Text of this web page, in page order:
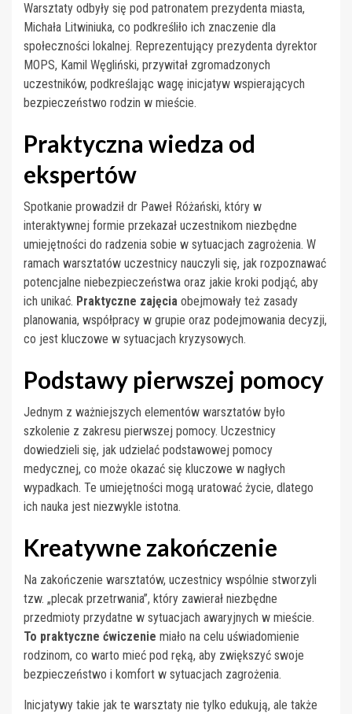
Warsztaty odbyły się pod patronatem prezydenta miasta,
Michała Litwiniuka, co podkreśliło ich znaczenie dla
społeczności lokalnej. Reprezentujący prezydenta dyrektor
MOPS, Kamil Węgliński, przywitał zgromadzonych
uczestników, podkreślając wagę inicjatyw wspierających
bezpieczeństwo rodzin w mieście.
Praktyczna wiedza od
ekspertów
Spotkanie prowadził dr Paweł Różański, który w
interaktywnej formie przekazał uczestnikom niezbędne
umiejętności do radzenia sobie w sytuacjach zagrożenia. W
ramach warsztatów uczestnicy nauczyli się, jak rozpoznawać
potencjalne niebezpieczeństwa oraz jakie kroki podjąć, aby
ich unikać. Praktyczne zajęcia obejmowały też zasady
planowania, współpracy w grupie oraz podejmowania decyzji,
co jest kluczowe w sytuacjach kryzysowych.
Podstawy pierwszej pomocy
Jednym z ważniejszych elementów warsztatów było
szkolenie z zakresu pierwszej pomocy. Uczestnicy
dowiedzieli się, jak udzielać podstawowej pomocy
medycznej, co może okazać się kluczowe w nagłych
wypadkach. Te umiejętności mogą uratować życie, dlatego
ich nauka jest niezwykle istotna.
Kreatywne zakończenie
Na zakończenie warsztatów, uczestnicy wspólnie stworzyli
tzw. „plecak przetrwania”, który zawierał niezbędne
przedmioty przydatne w sytuacjach awaryjnych w mieście.
To praktyczne ćwiczenie miało na celu uświadomienie
rodzinom, co warto mieć pod ręką, aby zwiększyć swoje
bezpieczeństwo i komfort w sytuacjach zagrożenia.
Inicjatywy takie jak te warsztaty nie tylko edukują, ale także